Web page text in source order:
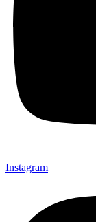
Instagram